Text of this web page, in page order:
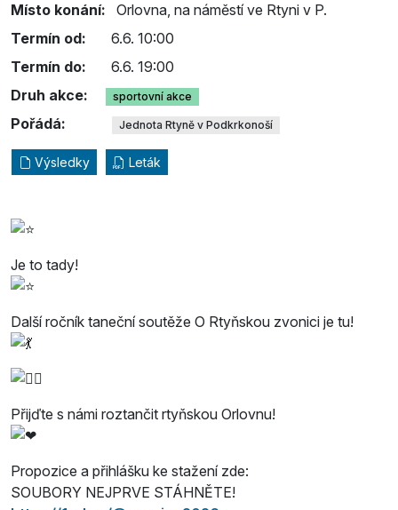
Místo konání:
Orlovna, na náměstí ve Rtyni v P.
Termín od:
6.6. 10:00
Termín do:
6.6. 19:00
Druh akce:
sportovní akce
Pořádá: Jednota Rtyně v Podkrkonoší
Výsledky Leták
Je to tady!
Další ročník taneční soutěže O Rtyňskou zvonici je tu!
Přijďte s námi roztančit rtyňskou Orlovnu!
Propozice a přihlášku ke stažení zde:
SOUBORY NEJPRVE STÁHNĚTE!